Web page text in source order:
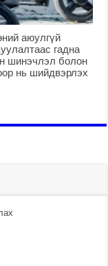
аюулгүй
гадна
шинэчлэл болон
нь шийдвэрлэх